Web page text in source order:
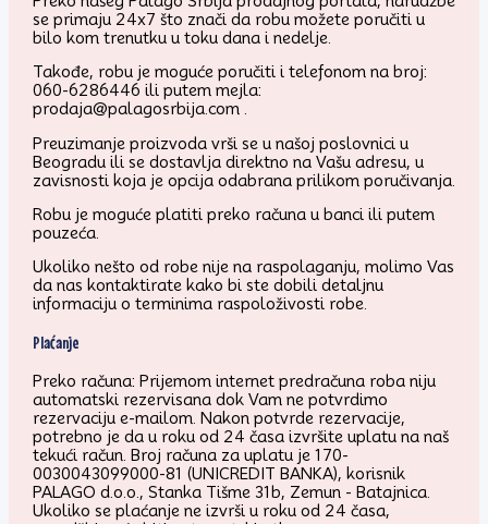
se primaju 24x7 što znači da robu možete poručiti u
bilo kom trenutku u toku dana i nedelje.
Takođe, robu je moguće poručiti i telefonom na broj:
060-6286446 ili putem mejla:
prodaja@palagosrbija.com .
Preuzimanje proizvoda vrši se u našoj poslovnici u
Beogradu ili se dostavlja direktno na Vašu adresu, u
zavisnosti koja je opcija odabrana prilikom poručivanja.
Robu je moguće platiti preko računa u banci ili putem
pouzeća.
Ukoliko nešto od robe nije na raspolaganju, molimo Vas
da nas kontaktirate kako bi ste dobili detaljnu
informaciju o terminima raspoloživosti robe.
Plaćanje
Preko računa: Prijemom internet predračuna roba niju
automatski rezervisana dok Vam ne potvrdimo
rezervaciju e-mailom. Nakon potvrde rezervacije,
potrebno je da u roku od 24 časa izvršite uplatu na naš
tekući račun. Broj računa za uplatu je 170-
0030043099000-81 (UNICREDIT BANKA), korisnik
PALAGO d.o.o., Stanka Tišme 31b, Zemun - Batajnica.
Ukoliko se plaćanje ne izvrši u roku od 24 časa,